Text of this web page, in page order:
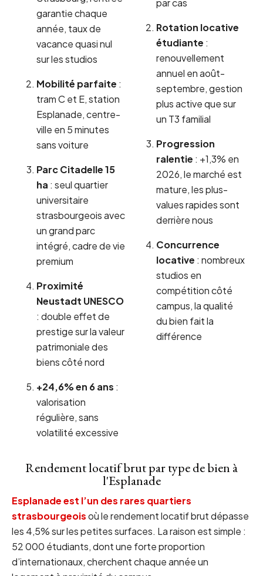
garantie chaque
année, taux de
vacance quasi nul
sur les studios
Mobilité parfaite :
tram C et E, station
Esplanade, centre-
ville en 5 minutes
sans voiture
Parc Citadelle 15
ha : seul quartier
universitaire
strasbourgeois avec
un grand parc
intégré, cadre de vie
premium
Proximité
Neustadt UNESCO
: double effet de
prestige sur la valeur
patrimoniale des
biens côté nord
+24,6% en 6 ans :
valorisation
régulière, sans
volatilité excessive
par cas
Rotation locative
étudiante :
renouvellement
annuel en août-
septembre, gestion
plus active que sur
un T3 familial
Progression
ralentie : +1,3% en
2026, le marché est
mature, les plus-
values rapides sont
derrière nous
Concurrence
locative : nombreux
studios en
compétition côté
campus, la qualité
du bien fait la
différence
Rendement locatif brut par type de bien à
l'Esplanade
Esplanade est l’un des rares quartiers
strasbourgeoisoù le rendement locatif brut dépasse
les 4,5% sur les petites surfaces. La raison est simple :
52 000 étudiants, dont une forte proportion
d’internationaux, cherchent chaque année un